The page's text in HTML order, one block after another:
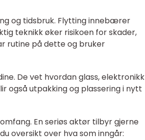
og tidsbruk. Flytting innebærer
teknikk øker risikoen for skader,
rutine på dette og bruker
De vet hvordan glass, elektronikk
også utpakking og plassering i nytt
En seriøs aktør tilbyr gjerne
oversikt over hva som inngår: